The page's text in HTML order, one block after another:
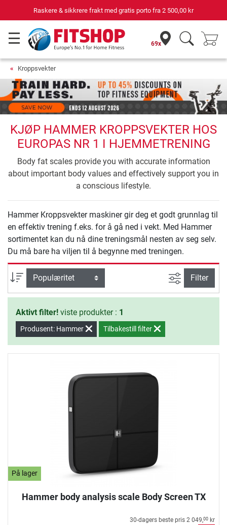
Raskere & sikkrere frakt med gratis porto fra 2 500,00 kr
69x
Kroppsvekter
KJØP HAMMER KROPPSVEKTER HOS
EUROPAS NR 1 I HJEMMETRENING
Body fat scales provide you with accurate information
about important body values and effectively support you in
a conscious lifestyle.
Hammer Kroppsvekter maskiner gir deg et godt grunnlag til
en effektiv trening f.eks. for å gå ned i vekt. Med Hammer
sortimentet kan du nå dine treningsmål nesten av seg selv.
Du må bare ha viljen til å begynne med treningen.
sortering Avansert søk
Filter
Aktivt filter! viste produkter : 1
Produsent: Hammer Tilbakestill filter
På lager
Hammer body analysis scale Body Screen TX
30-dagers beste pris 2 049,00 kr